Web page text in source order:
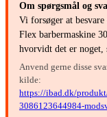
Om spørgsmål og
Vi forsøger at
Flex barbermaskine
hvorvidt det er noget,
Anvend gerne disse
kilde:
https://ibad.dk/
3086123644984-